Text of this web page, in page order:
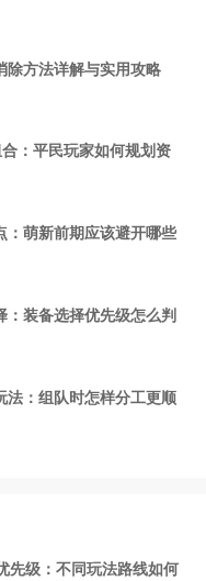
除方法详解与实用攻略
：平民玩家如何规划资
：萌新前期应该避开哪些
：装备选择优先级怎么判
法：组队时怎样分工更顺
先级：不同玩法路线如何